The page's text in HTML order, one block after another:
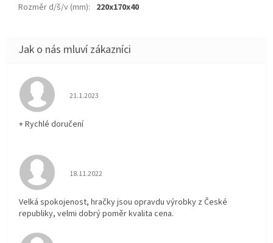
Rozměr d/š/v (mm): 220x170x40
Hodnocení obchodu je 5 z 5 hvězdiček.
21.1.2023
+ Rychlé doručení
Hodnocení obchodu je 5 z 5 hvězdiček.
18.11.2022
Velká spokojenost, hračky jsou opravdu výrobky z České
republiky, velmi dobrý poměr kvalita cena.